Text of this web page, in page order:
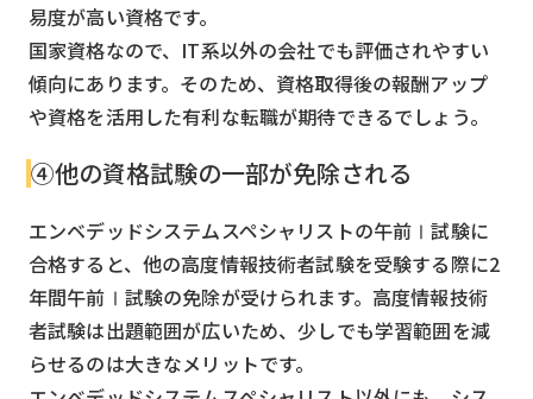
易度が高い資格です。
国家資格なので、IT系以外の会社でも評価されやすい
傾向にあります。そのため、資格取得後の報酬アップ
や資格を活用した有利な転職が期待できるでしょう。
④他の資格試験の一部が免除される
エンベデッドシステムスペシャリストの午前Ⅰ試験に
合格すると、他の高度情報技術者試験を受験する際に2
年間午前Ⅰ試験の免除が受けられます。高度情報技術
者試験は出題範囲が広いため、少しでも学習範囲を減
らせるのは大きなメリットです。